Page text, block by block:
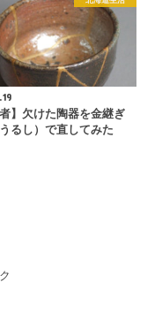
者】欠けた陶器を金継ぎ
うるし）で直してみた